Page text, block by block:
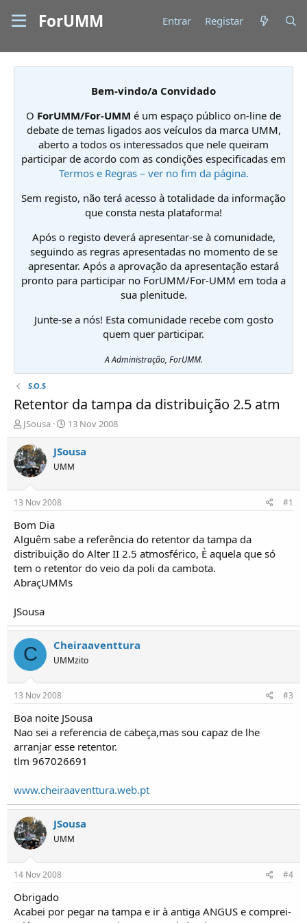
ForUMM Entrar Registar
Bem-vindo/a Convidado
O ForUMM/For-UMM é um espaço público on-line de
debate de temas ligados aos veículos da marca UMM,
aberto a todos os interessados que nele queiram
participar de acordo com as condições especificadas em
Termos e Regras – ver no fim da página.
Sem registo, não terá acesso à totalidade da informação
que consta nesta plataforma!
Após o registo deverá apresentar-se à comunidade,
seguindo as regras apresentadas no momento de se
apresentar. Após a aprovação da apresentação estará
pronto para participar no ForUMM/For-UMM em toda a
sua plenitude.
Junte-se a nós! Esta comunidade recebe com gosto
quem quer participar.
A Administração, ForUMM.
S.O.S
Retentor da tampa da distribuição 2.5 atm
I
n
i
c
i
d
o
r
e
T
ó
p
c
s
JSousa
D
a
t
d
i
o
13 Nov 2008
JSousa
UMM
13 Nov 2008 #1
Bom Dia
Alguêm sabe a referência do retentor da tampa da
distribuição do Alter II 2.5 atmosférico, È aquela que só
tem o retentor do veio da poli da cambota.
AbraçUMMs
JSousa
C Cheiraaventtura
UMMzito
13 Nov 2008 #3
Boa noite JSousa
Nao sei a referencia de cabeça,mas sou capaz de lhe
arranjar esse retentor.
tlm 967026691
www.cheiraaventtura.web.pt
JSousa
UMM
14 Nov 2008 #4
Obrigado
Acabei por pegar na tampa e ir à antiga ANGUS e comprei-